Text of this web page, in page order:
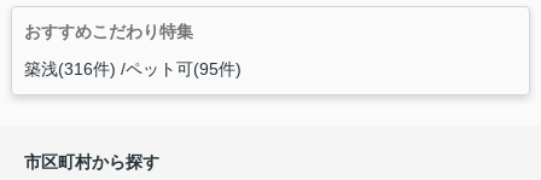
おすすめこだわり特集
築浅(316件) ペット可(95件)
市区町村から探す